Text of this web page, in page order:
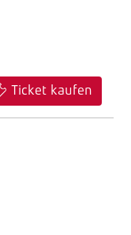
Ticket kaufen